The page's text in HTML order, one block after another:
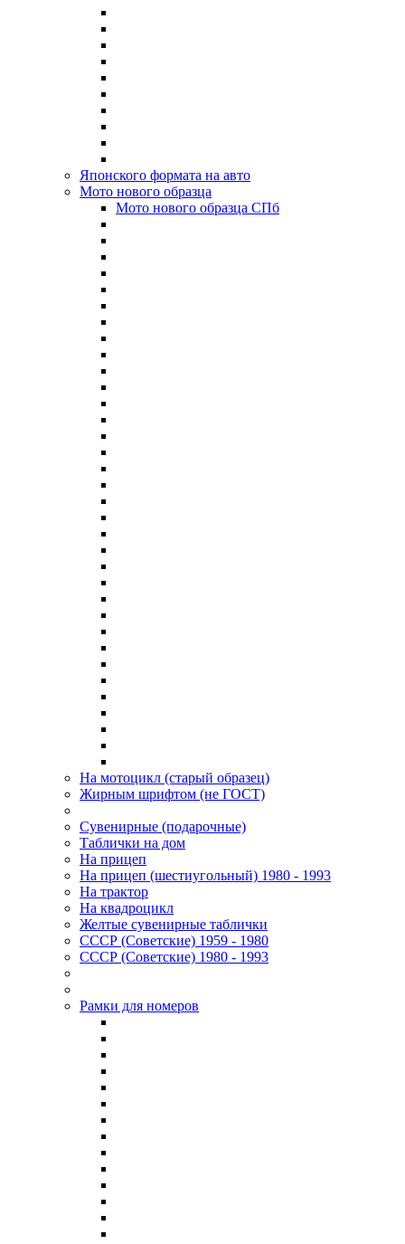
Японского формата на авто
Мото нового образца
Мото нового образца СПб
На мотоцикл (старый образец)
Жирным шрифтом (не ГОСТ)
Сувенирные (подарочные)
Таблички на дом
На прицеп
На прицеп (шестиугольный) 1980 - 1993
На трактор
На квадроцикл
Желтые сувенирные таблички
СССР (Советские) 1959 - 1980
СССР (Советские) 1980 - 1993
Рамки для номеров